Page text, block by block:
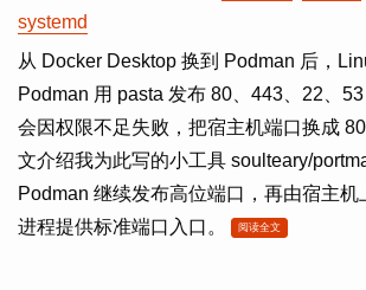
systemd
从 Docker Desktop 换到 Podman 后，
Podman 用 pasta 发布 80、443、22、
会因权限不足失败，把宿主机端口换成
文介绍我为此写的小工具 soulteary/
Podman 继续发布高位端口，再由宿主机
进程提供标准端口入口。
阅读全文